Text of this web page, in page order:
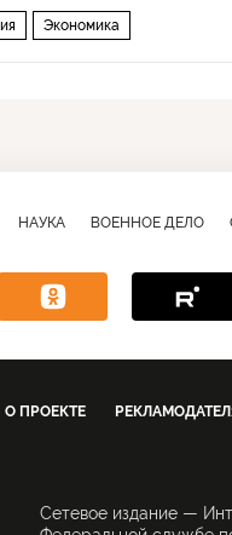
Экономика
НАУКА ВОЕННОЕ ДЕЛО
О ПРОЕКТЕ
Сетевое издание —